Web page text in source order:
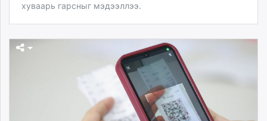
хуваарь гарсныг мэдээллээ.